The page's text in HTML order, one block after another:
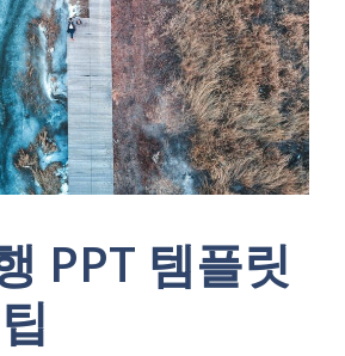
PPT 템플릿